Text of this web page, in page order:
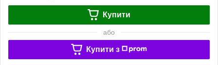
Купити
або
Купити з